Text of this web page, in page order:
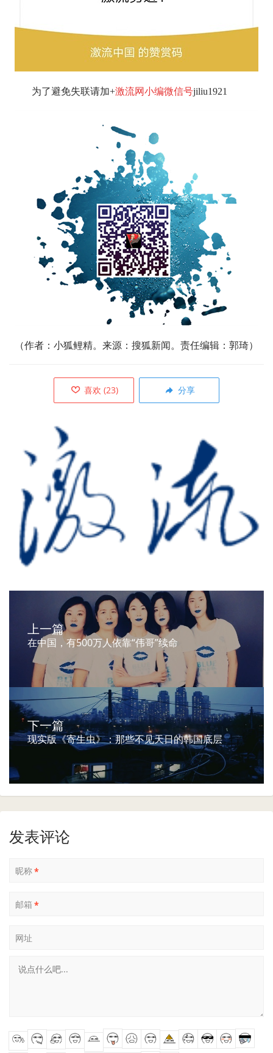
为了避免失联请加+激流网小编微信号jiliu1921
（作者：小狐鲤精。来源：搜狐新闻。责任编辑：郭琦）
喜欢 (23) 分享
上一篇
在中国，有500万人依靠“伟哥”续命
下一篇
现实版《寄生虫》：那些不见天日的韩国底层
发表评论
昵称*
邮箱 *
网址